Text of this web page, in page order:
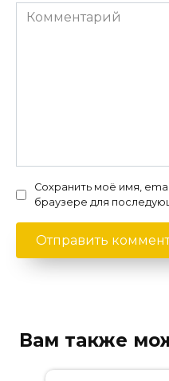
Комментарий
Сохранить моё имя,
браузере для
Вам также